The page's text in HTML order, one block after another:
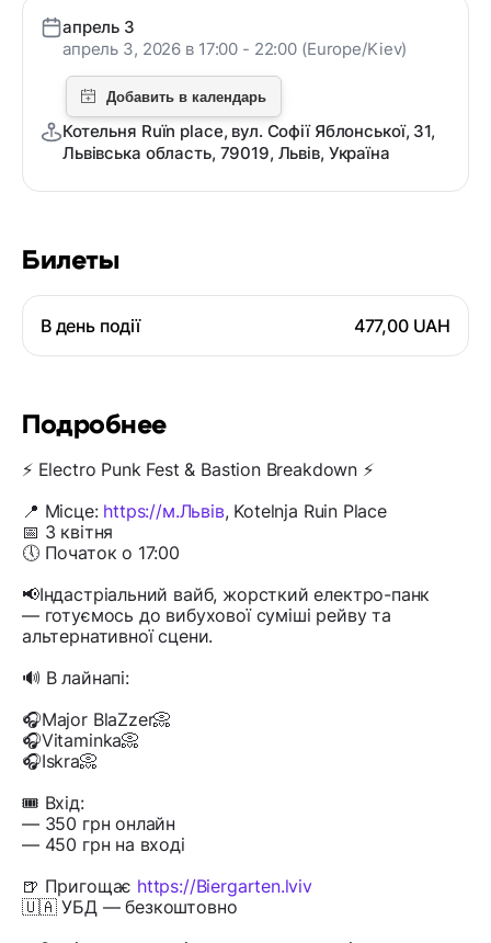
Билеты
В день події 477,00 UAH
Подробнее
⚡ Electro Punk Fest & Bastion Breakdown ⚡
📍 Місце: https://м.Львів, Kotelnja Ruin Place
📅 3 квітня
🕔 Початок о 17:00
📢Індастріальний вайб, жорсткий електро-панк
— готуємось до вибухової суміші рейву та
альтернативної сцени.
🔊 В лайнапі:
🎧Major BlaZzer📀
🎧Vitaminka📀
🎧Iskra📀
🎟 Вхід:
— 350 грн онлайн
— 450 грн на вході
🍺 Пригощає https://Biergarten.lviv
🇺🇦 УБД — безкоштовно
апрель 3
апрель 3, 2026 в 17:00 - 22:00 (Europe/Kiev)
Котельня Ruïn place, вул. Софії Яблонської, 31,
Львівська область, 79019, Львів, Україна